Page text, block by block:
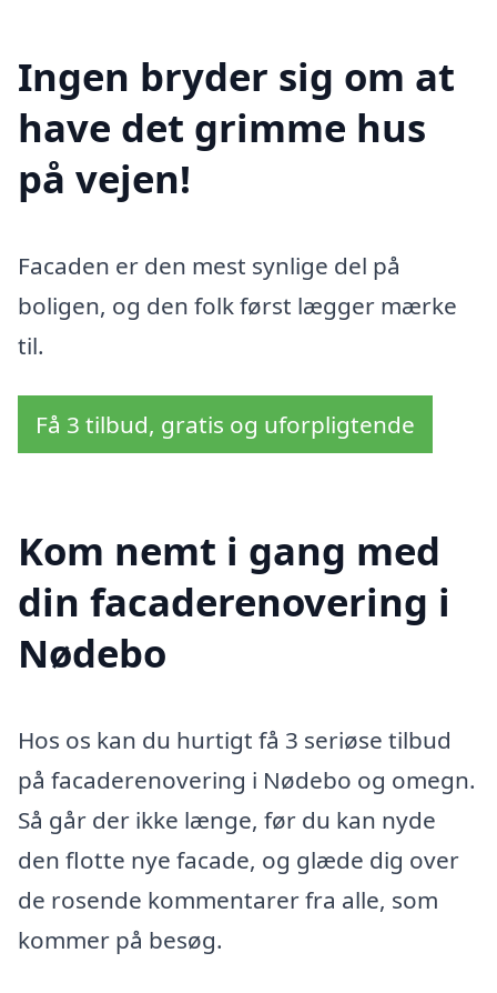
Ingen bryder sig om at
have det grimme hus
på vejen!
Facaden er den mest synlige del på
boligen, og den folk først lægger mærke
til.
Få 3 tilbud, gratis og uforpligtende
Kom nemt i gang med
din facaderenovering i
Nødebo
Hos os kan du hurtigt få 3 seriøse tilbud
på facaderenovering i Nødebo og omegn.
Så går der ikke længe, før du kan nyde
den flotte nye facade, og glæde dig over
de rosende kommentarer fra alle, som
kommer på besøg.